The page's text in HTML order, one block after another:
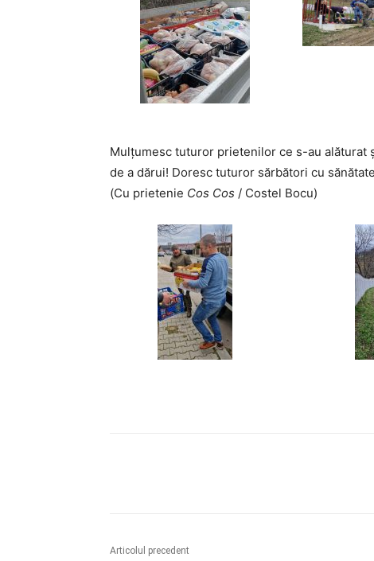
Mulțumesc tuturor prietenilor ce s-au alăturat
de a dărui! Doresc tuturor sărbători cu
(Cu prietenie Cos Cos / Costel Bocu)
Articolul precedent